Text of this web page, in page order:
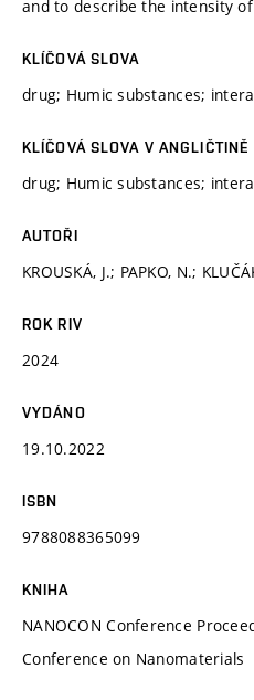
and to describe the intensity
KLÍČOVÁ SLOVA
drug; Humic substances;
KLÍČOVÁ SLOVA V ANGLIČTINĚ
drug; Humic substances;
AUTOŘI
KROUSKÁ, J.; PAPKO, N.;
ROK RIV
2024
VYDÁNO
19.10.2022
ISBN
9788088365099
KNIHA
NANOCON Conference
Conference on Nanomaterials